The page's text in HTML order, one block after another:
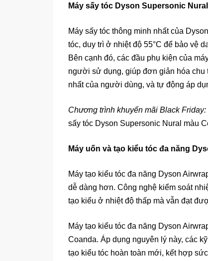
Máy sấy tóc Dyson Supersonic Nural
Máy sấy tóc thông minh nhất của
tóc, duy trì ở nhiệt độ 55°C để bảo vệ
Bên cạnh đó, các đầu phụ kiện của
người sử dụng, giúp đơn giản hóa chu
nhất của người dùng, và tự động áp
Chương trình khuyến mãi Black Friday:
sấy tóc Dyson Supersonic Nural màu
Máy uốn và tạo kiểu tóc đa năng
Máy tạo kiểu tóc đa năng Dyson
dễ dàng hơn. Công nghệ kiểm soát
tạo kiểu ở nhiệt độ thấp mà vẫn đạt
Máy tạo kiểu tóc đa năng Dyson
Coanda. Áp dụng nguyên lý này, các
tạo kiểu tóc hoàn toàn mới, kết hợp